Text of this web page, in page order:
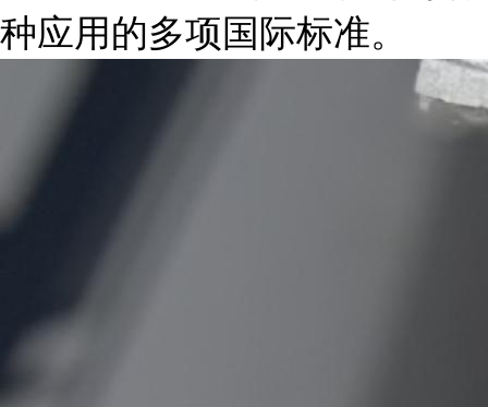
种应用的多项国际标准。